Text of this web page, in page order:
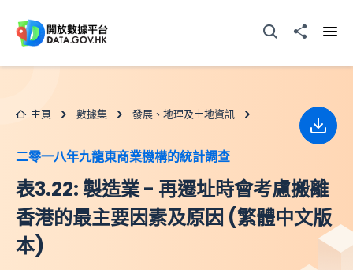
打開搜尋器分享至
主頁 數據集 發展、地理及土地資訊
二零一八年九龍東商業機構的統計調查
表3.22: 製造業 - 再遷址時會考慮搬離
香港的最主要因素及原因 (繁體中文版
本)
下載